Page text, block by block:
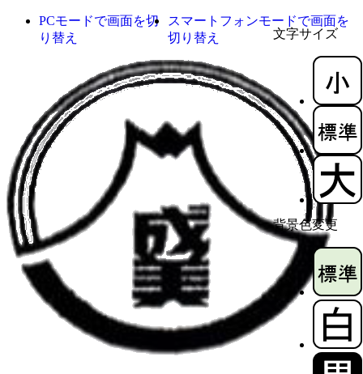
文字サイズ
背景色変更
PCモードで画面を切
り替え
スマートフォンモードで画面を
切り替え